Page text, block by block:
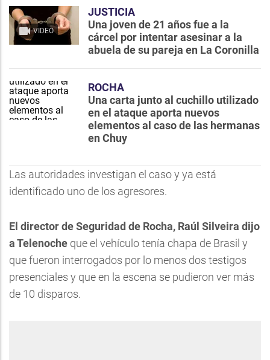
VIDEO
JUSTICIA
Una joven de 21 años fue a la
cárcel por intentar asesinar a la
abuela de su pareja en La Coronilla
ROCHA
Una carta junto al cuchillo utilizado
en el ataque aporta nuevos
elementos al caso de las hermanas
en Chuy
Las autoridades investigan el caso y ya está
identificado uno de los agresores.
El director de Seguridad de Rocha, Raúl Silveira dijo
a Telenoche que el vehículo tenía chapa de Brasil y
que fueron interrogados por lo menos dos testigos
presenciales y que en la escena se pudieron ver más
de 10 disparos.